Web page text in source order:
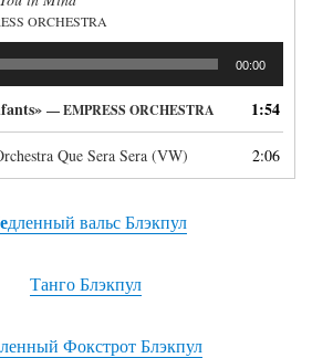
ORCHESTRA
00:00
— EMPRESS ORCHESTRA 1:54
Que Sera Sera (VW) 2:06
дленный вальс Блэкпул
Танго Блэкпул
Фокстрот Блэкпул